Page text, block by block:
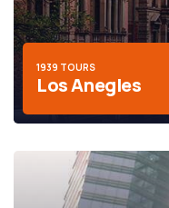
1939 TOURS
Los Anegles